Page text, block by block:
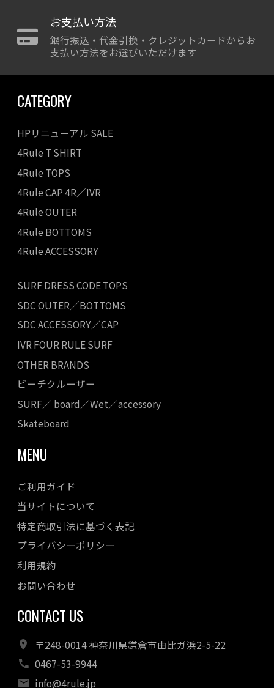
お支払い方法
銀行振込・代金引換・クレジットカードからお
支払い方法をお選びいただけます
CATEGORY
HPリニューアル SALE
4Rule T SHIRT
4Rule TOPS
4Rule CAP 4R／IVR
4Rule OUTER
4Rule BOTTOMS
4Rule ACCESSORY
SURF DRESS CODE TOPS
SDC OUTER／BOTTOMS
SDC ACCESSORY／CAP
IVR FOUR RULE SURF
OTHER BRANDS
ビーチクルーザー
SURF／ board／Wet／accessory
Skateboard
MENU
ご利用ガイド
当サイトについて
特定商取引法に基づく表記
プライバシーポリシー
利用規約
お問い合わせ
CONTACT US
〒248-0014 神奈川県鎌倉市由比ガ浜2-5-22
0467-53-9944
info@4rule.jp